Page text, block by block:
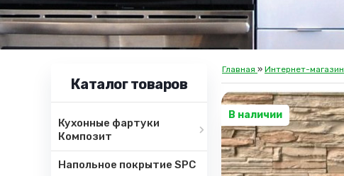
Каталог товаров
Кухонные фартуки
Композит
Напольное покрытие SPC
Главная » Интернет-магазин
В наличии